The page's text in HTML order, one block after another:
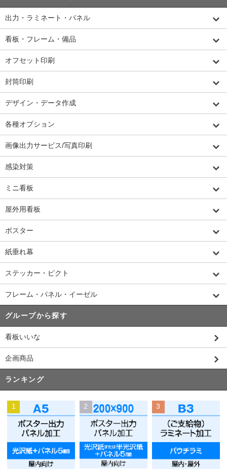
出力・ラミネート・パネル
看板・フレーム・備品
オフセット印刷
封筒印刷
デザイン・データ作成
各種オプション
画像出力サービス/写真印刷
感染対策
ミニ看板
屋外用看板
ポスター
紙垂れ幕
ステッカー・ピクト
フレーム・パネル・イーゼル
グループから探す
看板いいな
企画商品
ランキング
1 2 3